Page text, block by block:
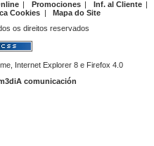
| Promociones | Inf. al Cliente |
Cookies |
Mapa do Site
os direitos reservados
Internet Explorer 8 e Firefox 4.0
comunicación